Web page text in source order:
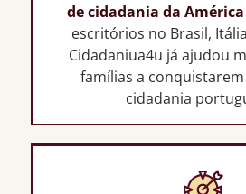
de cidadania da
escritórios no Brasil,
Cidadaniua4u já ajudou
famílias a
cidadania